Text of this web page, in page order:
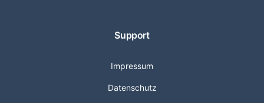
Support
Impressum
Datenschutz